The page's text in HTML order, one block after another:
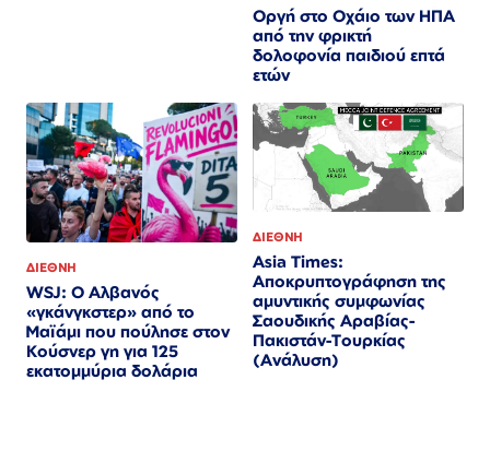
Οργή στο Οχάιο των ΗΠΑ
από την φρικτή
δολοφονία παιδιού επτά
ετών
ΔΙΕΘΝΗ
WSJ: Ο Αλβανός
«γκάνγκστερ» από το
Μαϊάμι που πούλησε στον
Κούσνερ γη για 125
εκατομμύρια δολάρια
ΔΙΕΘΝΗ
Asia Times:
Αποκρυπτογράφηση της
αμυντικής συμφωνίας
Σαουδικής Αραβίας-
Πακιστάν-Τουρκίας
(Ανάλυση)